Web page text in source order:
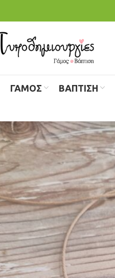
ΓΑΜΟΣ ΒΑΠΤΙΣΗ